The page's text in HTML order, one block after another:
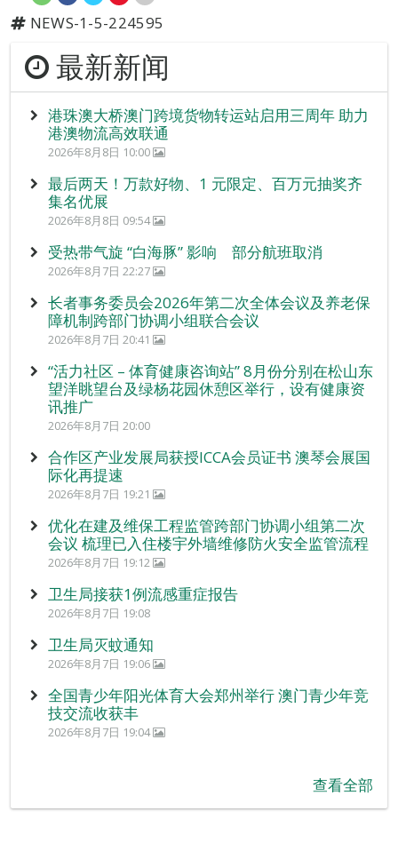
NEWS-1-5-224595
最新新闻
港珠澳大桥澳门跨境货物转运站启用三周年 助力
港澳物流高效联通
2026年8月8日 10:00
最后两天！万款好物、1 元限定、百万元抽奖齐
集名优展
2026年8月8日 09:54
受热带气旋 “白海豚” 影响 部分航班取消
2026年8月7日 22:27
长者事务委员会2026年第二次全体会议及养老保
障机制跨部门协调小组联合会议
2026年8月7日 20:41
“活力社区 – 体育健康咨询站” 8月份分别在松山东
望洋眺望台及绿杨花园休憩区举行，设有健康资
讯推广
2026年8月7日 20:00
合作区产业发展局获授ICCA会员证书 澳琴会展国
际化再提速
2026年8月7日 19:21
优化在建及维保工程监管跨部门协调小组第二次
会议 梳理已入住楼宇外墙维修防火安全监管流程
2026年8月7日 19:12
卫生局接获1例流感重症报告
2026年8月7日 19:08
卫生局灭蚊通知
2026年8月7日 19:06
全国青少年阳光体育大会郑州举行 澳门青少年竞
技交流收获丰
2026年8月7日 19:04
查看全部